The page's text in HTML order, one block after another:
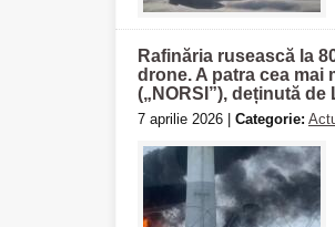
Rafinăria rusească la
drone. A patra cea
(„NORSI”), deținută
7 aprilie 2026 | Categorie: